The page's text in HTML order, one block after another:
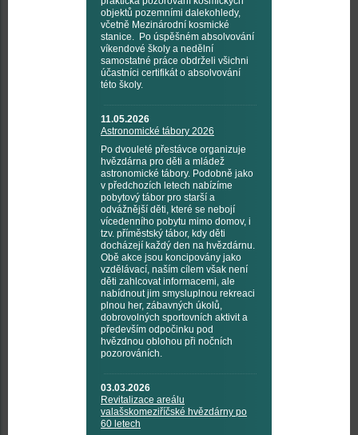
objektů pozemními dalekohledy,
včetně Mezinárodní kosmické
stanice. Po úspěšném absolvování
víkendové školy a nedělní
samostatné práce obdrželi všichni
účastníci certifikát o absolvování
této školy.
11.05.2026
Astronomické tábory 2026
Po dvouleté přestávce organizuje
hvězdárna pro děti a mládež
astronomické tábory. Podobně jako
v předchozích letech nabízíme
pobytový tábor pro starší a
odvážnější děti, které se nebojí
vícedenního pobytu mimo domov, i
tzv. příměstský tábor, kdy děti
docházejí každý den na hvězdárnu.
Obě akce jsou koncipovány jako
vzdělávací, naším cílem však není
děti zahlcovat informacemi, ale
nabídnout jim smysluplnou rekreaci
plnou her, zábavných úkolů,
dobrovolných sportovních aktivit a
především odpočinku pod
hvězdnou oblohou při nočních
pozorováních.
03.03.2026
Revitalizace areálu
valašskomeziříčské hvězdárny po
60 letech